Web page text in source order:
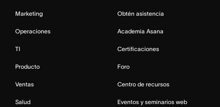
Marketing
Operaciones
TI
Producto
Ventas
Salud
Obtén asistencia
Academia Asana
Certificaciones
Foro
Centro de recursos
Eventos y seminarios web